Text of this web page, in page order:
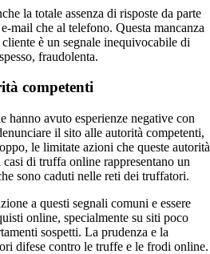
la totale assenza di risposte da parte
mail che al telefono. Questa mancanza
è un segnale inequivocabile di
fraudolenta.
competenti
hanno avuto esperienze negative con
il sito alle autorità competenti,
le limitate azioni che queste autorità
di truffa online rappresentano un
sono caduti nelle reti dei truffatori.
a questi segnali comuni e essere
online, specialmente su siti poco
sospetti. La prudenza e la
difese contro le truffe e le frodi online.